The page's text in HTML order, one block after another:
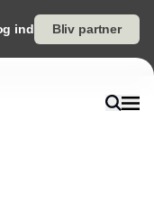
ind Bliv partner